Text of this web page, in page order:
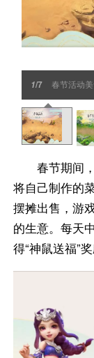
1/7 春节活动
春节期间，
将自己制作的
摆摊出售，游
的生意。每天
得“神鼠送福”奖